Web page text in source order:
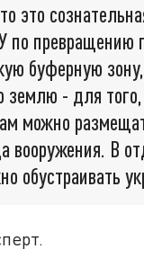
это
по превращению
буферную
- для
можно
вооружения. В
обустраивать